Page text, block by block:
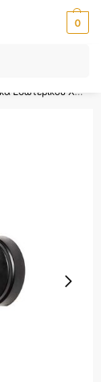
0
Εσωτερικού Χώρου